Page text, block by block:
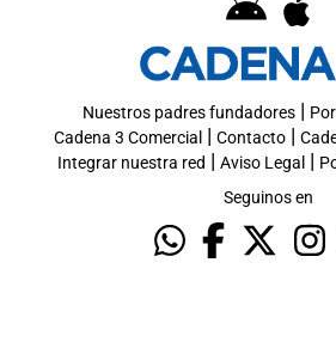
Nuestros padres fundadores|
Cadena 3 Comercial | Contacto|
Integrar nuestra red | Aviso Legal |
Seguinos en